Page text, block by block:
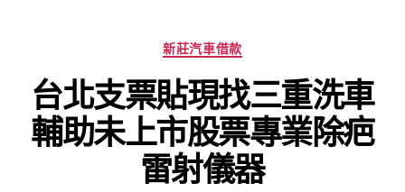
分
類
新莊汽車借款
台北支票貼現找三重洗車
輔助未上市股票專業除疤
雷射儀器